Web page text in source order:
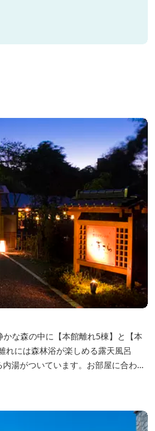
な森の中に【本館離れ5棟】と【本
れには森林浴が楽しめる露天風呂
湯がついています。お部屋に合わせ